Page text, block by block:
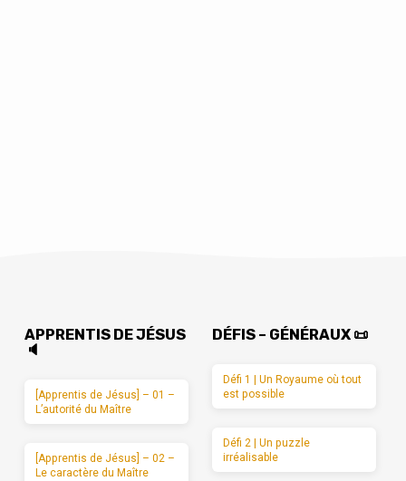
APPRENTIS DE JÉSUS
🔈
[Apprentis de Jésus] – 01 –
L’autorité du Maître
[Apprentis de Jésus] – 02 –
Le caractère du Maître
DÉFIS – GÉNÉRAUX 📜
Défi 1 | Un Royaume où tout
est possible
Défi 2 | Un puzzle
irréalisable